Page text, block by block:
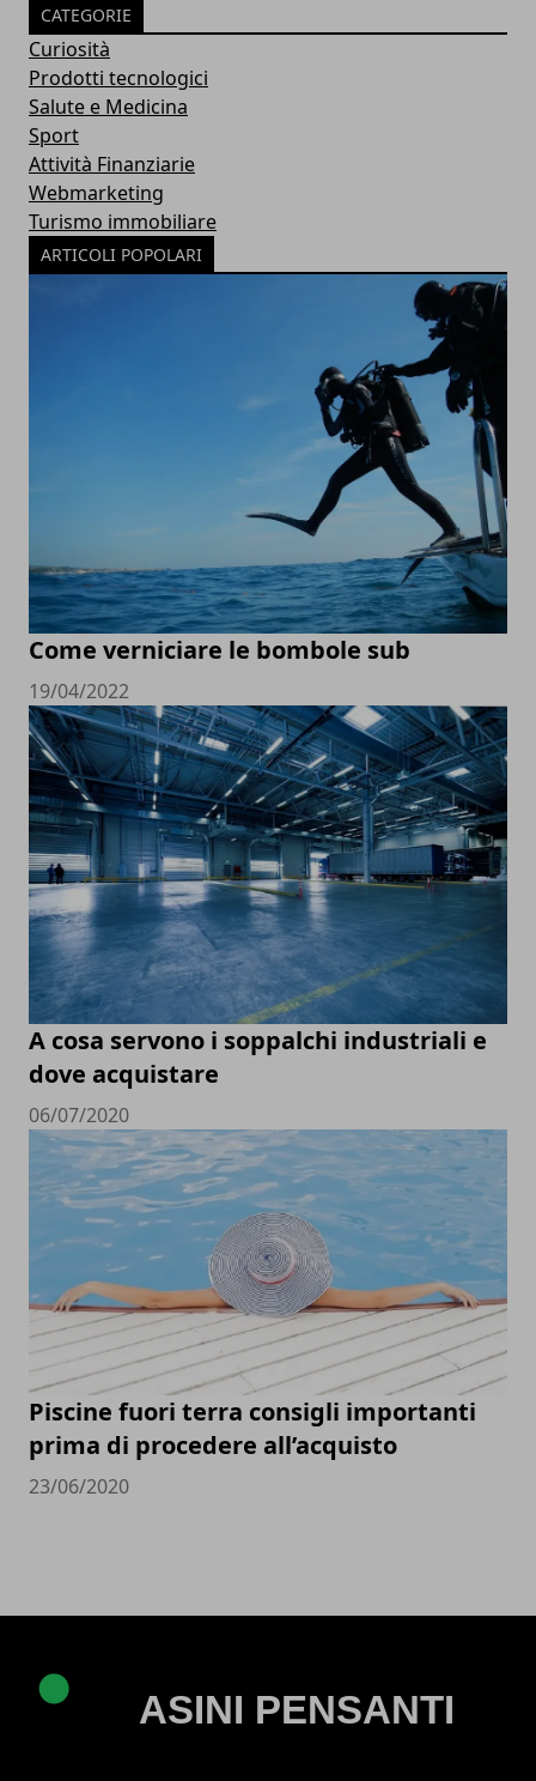
CATEGORIE
Curiosità
Prodotti tecnologici
Salute e Medicina
Sport
Attività Finanziarie
Webmarketing
Turismo immobiliare
ARTICOLI POPOLARI
Come verniciare le bombole sub
19/04/2022
A cosa servono i soppalchi industriali e
dove acquistare
06/07/2020
Piscine fuori terra consigli importanti
prima di procedere all’acquisto
23/06/2020